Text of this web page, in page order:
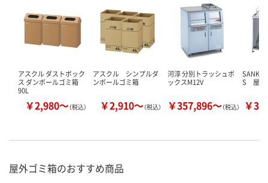
アスクル ダストボック
ス ダンボールゴミ箱
90L
￥2,980～（税込）
アスクル シンプルダ
ンボールゴミ箱
￥2,910～（税込）
河淳 分別トラッシュボ
ックスM12V
￥357,896～（税込）
SANKA
S 屋外
￥
屋外ゴミ箱のおすすめ商品